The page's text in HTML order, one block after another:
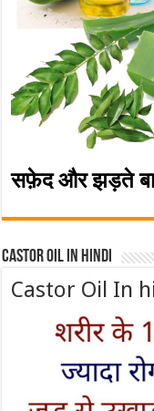
सफ़ेद और झड़ते
Castor Oil In Hindi
Castor Oil In